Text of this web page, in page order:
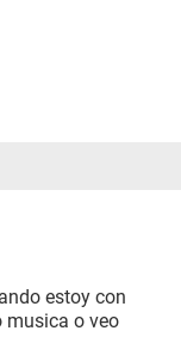
estoy con
musica o veo